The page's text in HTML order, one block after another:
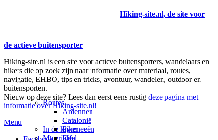
Hiking-site.nl, de site voor
de actieve buitensporter
Hiking-site.nl is een site voor actieve buitensporters, wandelaars en
hikers die op zoek zijn naar informatie over materiaal, routes,
navigatie, EHBO, tips en tricks, avontuur, wandelen, outdoor en
buitensporten.
Nieuw op deze site? Lees dan eerst eens rustig deze pagina met
informatie over Hiking-site.nl!
Menu
In de kijker
Materialen
Routes
Ardennen
Catalonië
Pyreneeën
Eifel